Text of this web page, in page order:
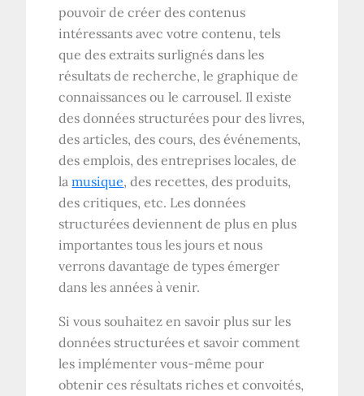
pouvoir de créer des contenus
intéressants avec votre contenu, tels
que des extraits surlignés dans les
résultats de recherche, le graphique de
connaissances ou le carrousel. Il existe
des données structurées pour des livres,
des articles, des cours, des événements,
des emplois, des entreprises locales, de
lamusique, des recettes, des produits,
des critiques, etc. Les données
structurées deviennent de plus en plus
importantes tous les jours et nous
verrons davantage de types émerger
dans les années à venir.
Si vous souhaitez en savoir plus sur les
données structurées et savoir comment
les implémenter vous-même pour
obtenir ces résultats riches et convoités,